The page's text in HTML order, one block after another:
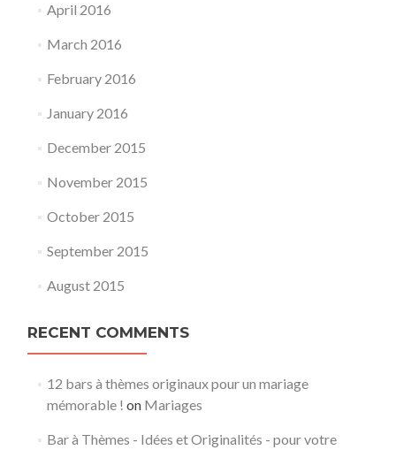
April 2016
March 2016
February 2016
January 2016
December 2015
November 2015
October 2015
September 2015
August 2015
RECENT COMMENTS
12 bars à thèmes originaux pour un mariage
mémorable ! on Mariages
Bar à Thèmes - Idées et Originalités - pour votre